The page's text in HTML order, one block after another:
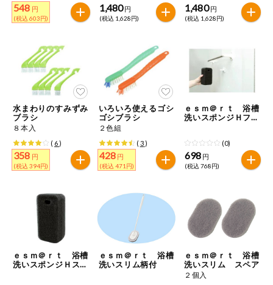
先着限定企画
スマート・ワ
ン注文
今週のお買い
コープ商品
今週の新登場
トク
複数注文でお
トク
ポイントがも
らえる！
548 円
(税込 603円)
1,480 円
(税込 1,628円)
1,480 円
(税込 1,628円)
水まわりのすみずみ
ブラシ
８本入
( 6)
358 円
(税込 394円)
いろいろ使えるゴシ
ゴシブラシ
２色組
( 3)
428 円
(税込 471円)
ｅｓｍ＠ｒｔ 浴槽
洗いスポンジＨフッ
(0)
698 円
(税込 768円)
ｅｓｍ＠ｒｔ 浴槽
洗いスポンジＨスペ
ｅｓｍ＠ｒｔ 浴槽
洗いスリム柄付
ｅｓｍ＠ｒｔ 浴槽
洗いスリム スペア
２個入